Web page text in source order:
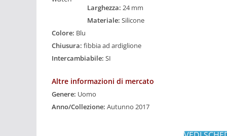
Larghezza: 24 mm
Materiale: Silicone
Colore: Blu
Chiusura: fibbia ad ardiglione
Intercambiabile: SI
Altre informazioni di mercato
Genere: Uomo
Anno/Collezione: Autunno 2017